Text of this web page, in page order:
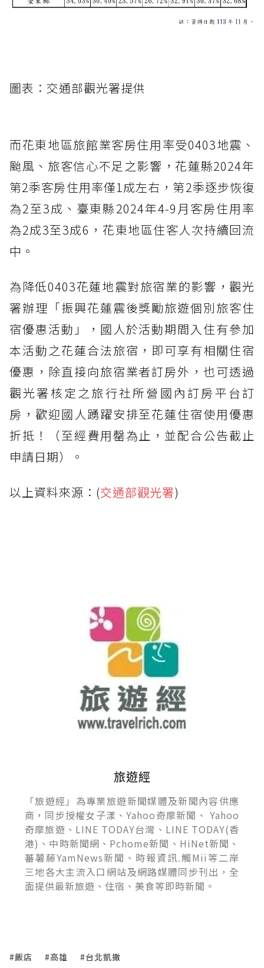
圖表：交通部觀光署提供
而花東地區旅館業客房住用率受0403地震、
颱風、旅客信心不足之影響，花蓮縣2024年
第2季客房住用率僅1成左右，第2季逐步恢復
為2至3成、臺東縣2024年4-9月客房住用率
為2成3至3成6，花東地區住客人次持續回流
中。
為降低0403花蓮地震對旅宿業的影響，觀光
署辦理「振興花蓮震後獎勵旅遊個別旅客住
宿優惠活動」，國人於活動期間入住有參加
本活動之花蓮合法旅宿，即可享有相關住宿
優惠，除直接向旅宿業者訂房外，也可透過
觀光署核定之旅行社所營國內訂房平台訂
房，歡迎國人踴躍安排至花蓮住宿使用優惠
折抵！（至經費用罄為止，並配合公告截止
申請日期）。
以上資料來源：(交通部觀光署)
旅遊經
「旅遊經」為專業旅遊新聞媒體及新聞內容供應
商，同步授權女子漾、Yahoo奇摩新聞、 Yahoo
奇摩旅遊、LINE TODAY台灣、LINE TODAY(香
港)、中時新聞網、Pchome新聞、HiNet新聞、
蕃薯藤YamNews新聞、時報資訊.觸Mii等二岸
三地各大主流入口網站及網路媒體同步刊出，全
面提供最新旅遊、住宿、美食等即時新聞。
#飯店 #高雄 #台北凱撒